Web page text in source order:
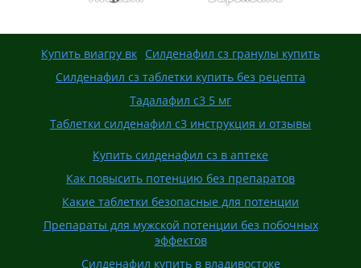
Купить виагру вк Силденафил сз гранулы купить
Силденафил сз таблетки купить без рецепта
Тадалафил с3 5 мг
Таблетки силденафил с3 инструкция и отзывы
Купить силденафил сз в аптеке
Как повысить потенцию без препаратов
Какие таблетки безопасные для потенции
Препараты для мужской потенции без побочных
эффектов
Силденафил купить в владивостоке